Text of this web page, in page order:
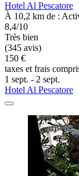
Hotel Al Pescatore
À 10,2 km de :
8,4/10
Très bien
(345 avis)
150 €
taxes et frais
1 sept. - 2 sept.
Hotel Al Pescatore